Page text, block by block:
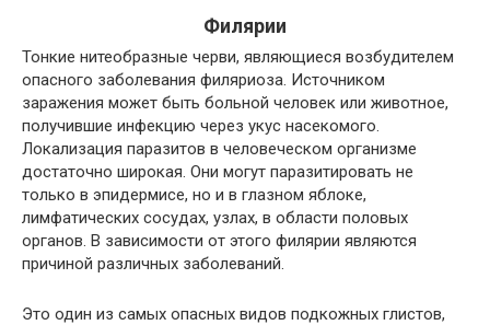
Филярии
Тонкие нитеобразные черви, являющиеся возбудителем
опасного заболевания филяриоза. Источником
заражения может быть больной человек или животное,
получившие инфекцию через укус насекомого.
Локализация паразитов в человеческом организме
достаточно широкая. Они могут паразитировать не
только в эпидермисе, но и в глазном яблоке,
лимфатических сосудах, узлах, в области половых
органов. В зависимости от этого филярии являются
причиной различных заболеваний.
Это один из самых опасных видов подкожных глистов,